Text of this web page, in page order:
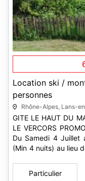
Location ski /
personnes
Rhône-Alpes, Lans-
GITE LE HAUT DU MAS
LE VERCORS PROMO VACANCES D'ETE SUR LE VERCORS
Du Samedi 4 Juillet au Jeudi 16 Juillet 2026 : 90€ la nuit
(Min 4 nuits) au lieu de 100€ Du Jeudi 16 Juillet au Jeudi 23
Particulier